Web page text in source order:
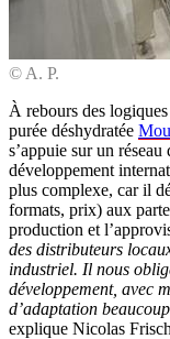
© A. P.
À rebours des
purée déshydratée
s’appuie sur un
développement
plus complexe, car il
formats, prix) aux
production et
des distributeurs
industriel. Il nous
développement, avec
d’adaptation
explique Nicolas